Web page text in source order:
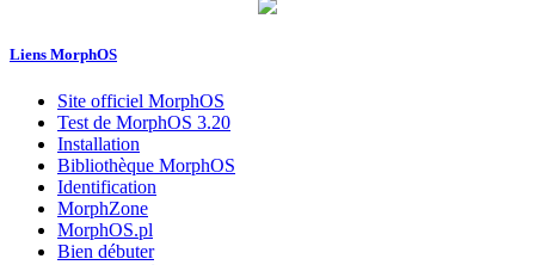
Liens MorphOS
Site officiel MorphOS
Test de MorphOS 3.20
Installation
Bibliothèque MorphOS
Identification
MorphZone
MorphOS.pl
Bien débuter